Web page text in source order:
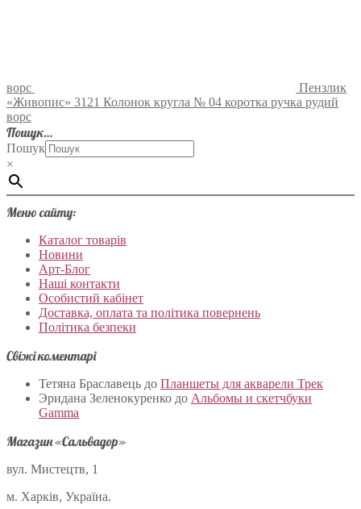
ворс
Пензлик
«Живопис» 3121 Колонок кругла № 04 коротка ручка рудий
ворс
Пошук…
Пошук
×
Меню сайту:
Каталог товарів
Новини
Арт-Блог
Наші контакти
Особистий кабінет
Доставка, оплата та політика повернень
Політика безпеки
Свіжі коментарі
Тетяна Браславець до Планшеты для акварели Трек
Эридана Зеленокуренко до Альбомы и скетчбуки
Gamma
Магазин «Сальвадор»
вул. Мистецтв, 1
м. Харків, Україна.